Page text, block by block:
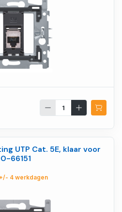
UTP Cat. 5E, klaar voor
66151
4 werkdagen